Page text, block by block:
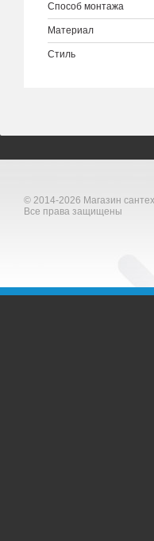
Способ монтажа
Материал
Стиль
© 2014-2026 Магазин
Все права защищены